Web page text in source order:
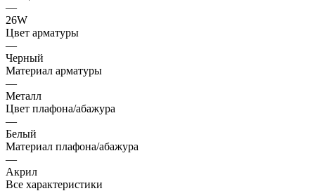
—
26W
Цвет арматуры
—
Черный
Материал арматуры
—
Металл
Цвет плафона/абажура
—
Белый
Материал плафона/абажура
—
Акрил
Все характеристики